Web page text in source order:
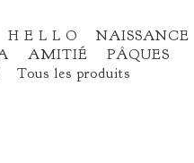
H E L L O
NAISSANCE
AMITIÉ
PÂQUES
Tous les produits